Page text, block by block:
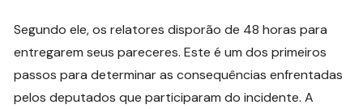
Segundo ele, os relatores disporão de 48 horas para
entregarem seus pareceres. Este é um dos primeiros
passos para determinar as consequências enfrentadas
pelos deputados que participaram do incidente. A